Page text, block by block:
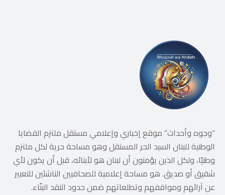
“وجوه وأحداث” موقع إخباري وإعلامي مستقل ملتزم القضايا
الوطنية للبنان السيد الحر المستقل وهو مساحة حرية لكل ملتزم
وطنيًا، ولكل الذين يؤمنون أن لبنان هو لأبنائه، قبل أن يكون لأي
شقيق أو صديق. هو مساحة إعلامية للصحافيين الناشئين للتعبير
عن آرائهم ومواقفهم وتطلعاتهم ضمن حدود النقد البنّاء.